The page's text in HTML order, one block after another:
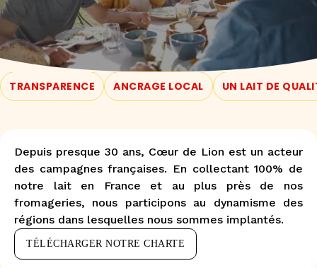
TRANSPARENCE ANCRAGE LOCAL UN LAIT DE
Depuis presque 30 ans, Cœur de Lion est un acteur
des campagnes françaises. En collectant 100% de
notre lait en France et au plus près de nos
fromageries, nous participons au dynamisme des
régions dans lesquelles nous sommes implantés.
TÉLÉCHARGER NOTRE CHARTE